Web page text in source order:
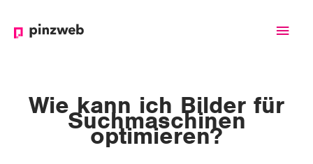
Wie kann ich Bilder für
Suchmaschinen
optimieren?